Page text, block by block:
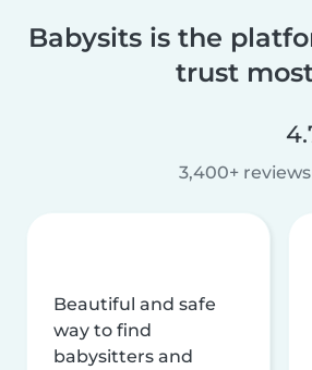
Babysits is the
trust
3,400+ reviews
Beautiful and safe
way to find
babysitters and